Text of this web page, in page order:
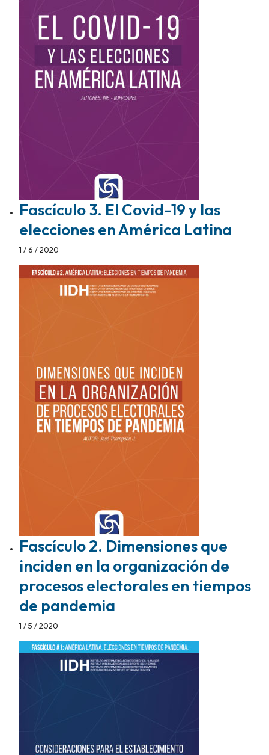
Fascículo 3. El Covid-19 y las
elecciones en América Latina
1 / 6 / 2020
Fascículo 2. Dimensiones que
inciden en la organización de
procesos electorales en tiempos
de pandemia
1 / 5 / 2020